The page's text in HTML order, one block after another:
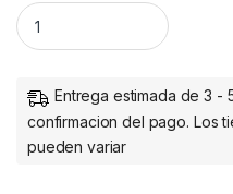
MODULO TRANSCEPTOR
Entrega estimada de 3 -
confirmacion del pago. Los
pueden variar